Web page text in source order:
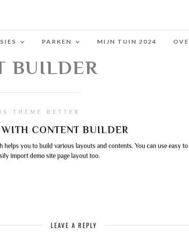
PARKEN MIJN TUIN 2024
BUILDER
THEME BETTER
CONTENT BUILDER
you to build various layouts and contents. You can use easy
import demo site page layout too.
LEAVE A REPLY